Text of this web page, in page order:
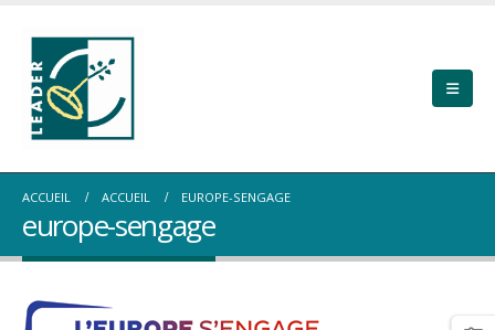
ACCUEIL ACCUEIL EUROPE-SENGAGE
europe-sengage